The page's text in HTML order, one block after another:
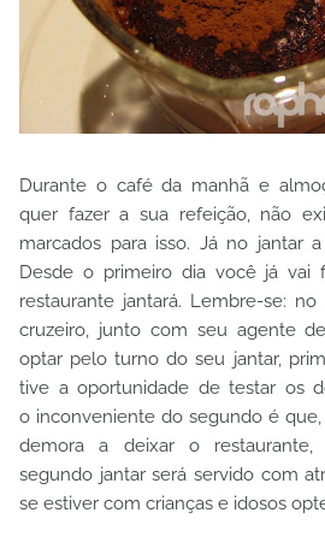
Durante o café da manhã e
quer fazer a sua refeição, não
marcados para isso. Já no jantar
Desde o primeiro dia você já vai
restaurante jantará. Lembre-se:
cruzeiro, junto com seu agente
optar pelo turno do seu jantar,
tive a oportunidade de testar os
o inconveniente do segundo é
demora a deixar o restaurante,
segundo jantar será servido com
se estiver com crianças e idosos